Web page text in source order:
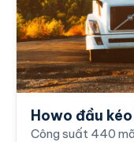
Howo đầu
Công suất 440